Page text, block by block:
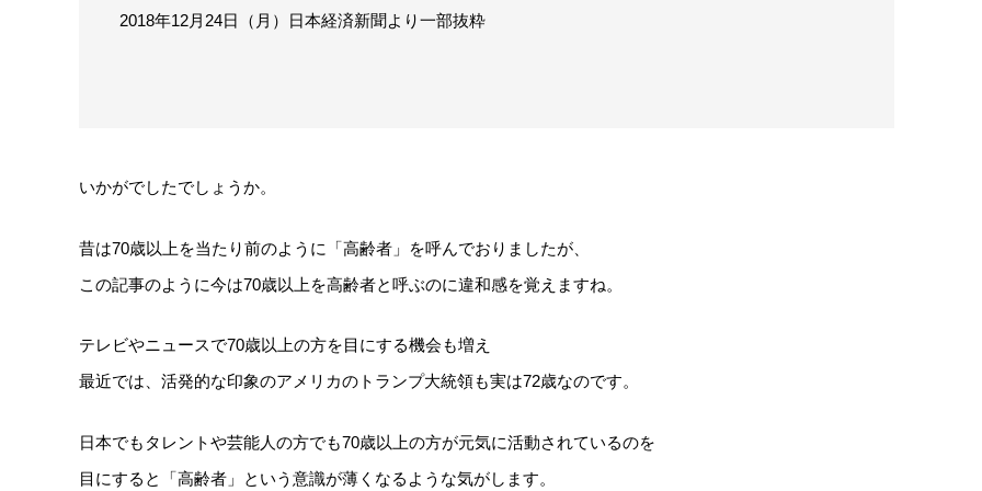
2018年12月24日（月）日本経済新聞より一部抜粋
いかがでしたでしょうか。
昔は70歳以上を当たり前のように「高齢者」を呼んでおりましたが、
この記事のように今は70歳以上を高齢者と呼ぶのに違和感を覚えますね。
テレビやニュースで70歳以上の方を目にする機会も増え
最近では、活発的な印象のアメリカのトランプ大統領も実は72歳なのです。
日本でもタレントや芸能人の方でも70歳以上の方が元気に活動されているのを
目にすると「高齢者」という意識が薄くなるような気がします。